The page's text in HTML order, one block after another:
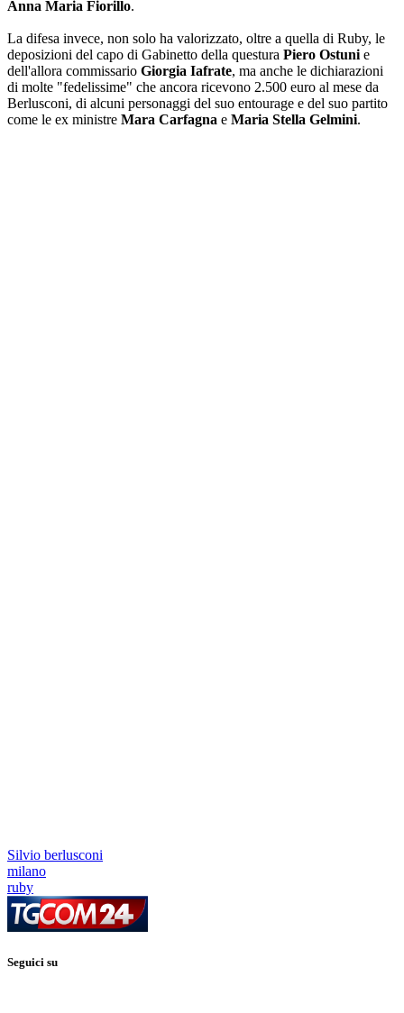
Anna Maria Fiorillo.
La difesa invece, non solo ha valorizzato, oltre a quella di Ruby, le
deposizioni del capo di Gabinetto della questura Piero Ostuni e
dell'allora commissario Giorgia Iafrate, ma anche le dichiarazioni
di molte "fedelissime" che ancora ricevono 2.500 euro al mese da
Berlusconi, di alcuni personaggi del suo entourage e del suo partito
come le ex ministre Mara Carfagna e Maria Stella Gelmini.
Silvio berlusconi
milano
ruby
Seguici su